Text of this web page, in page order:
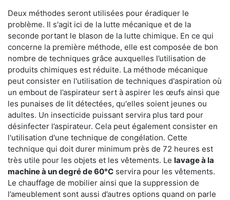
Deux méthodes seront utilisées pour éradiquer le
problème. Il s'agit ici de la lutte mécanique et de la
seconde portant le blason de la lutte chimique. En ce qui
concerne la première méthode, elle est composée de bon
nombre de techniques grâce auxquelles l’utilisation de
produits chimiques est réduite. La méthode mécanique
peut consister en l'utilisation de techniques d'aspiration où
un embout de l’aspirateur sert à aspirer les œufs ainsi que
les punaises de lit détectées, qu'elles soient jeunes ou
adultes. Un insecticide puissant servira plus tard pour
désinfecter l’aspirateur. Cela peut également consister en
l'utilisation d'une technique de congélation. Cette
technique qui doit durer minimum près de 72 heures est
très utile pour les objets et les vêtements. Le lavage à la
machine à un degré de 60°C servira pour les vêtements.
Le chauffage de mobilier ainsi que la suppression de
l’ameublement sont aussi d’autres options quand on parle